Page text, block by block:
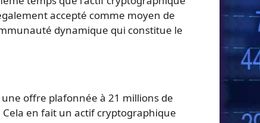
accepté comme moyen de
dynamique qui constitue le
offre plafonnée à 21 millions de
en fait un actif cryptographique